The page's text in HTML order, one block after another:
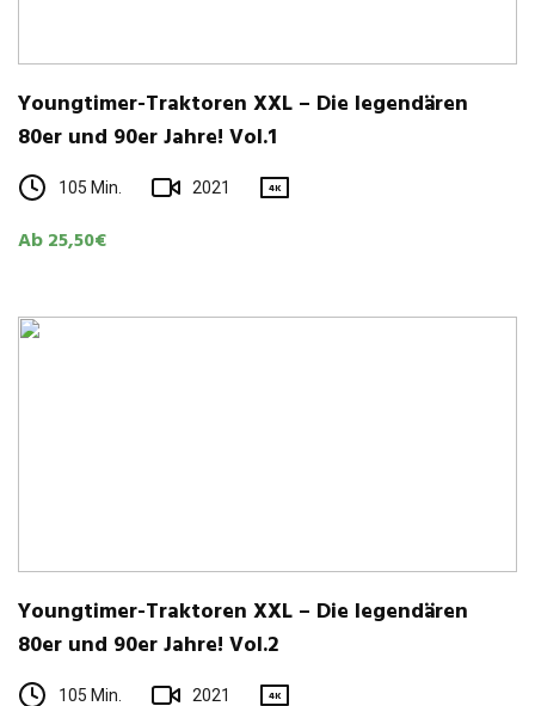
Young­timer-Trak­to­ren XXL – Die legen­dä­ren
80er und 90er Jahre! Vol.1
105 Min. 2021 4K
Ab 25,50€
Young­timer-Trak­to­ren XXL – Die legen­dä­ren
80er und 90er Jahre! Vol.2
105 Min. 2021 4K